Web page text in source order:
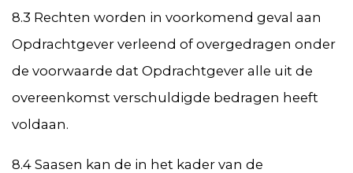
8.3 Rechten worden in voorkomend geval aan
Opdrachtgever verleend of overgedragen onder
de voorwaarde dat Opdrachtgever alle uit de
overeenkomst verschuldigde bedragen heeft
voldaan.
8.4 Saasen kan de in het kader van de